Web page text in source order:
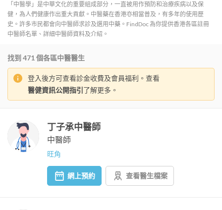
「中醫學」是中華文化的重要組成部分，一直被用作預防和治療疾病以及保
健，為人們健康作出重大貢獻。中醫藥在香港亦相當普及，有多年的使用歷
史。許多市民都會向中醫師求診及選用中藥。FindDoc 為你提供香港各區註冊
中醫師名單、詳細中醫師資料及介紹。
找到 471個各區中醫醫生
登入後方可查看診金收費及會員福利。查看
醫健資訊公開指引 了解更多。
丁子承中醫師
中醫師
旺角
網上預約 查看醫生檔案